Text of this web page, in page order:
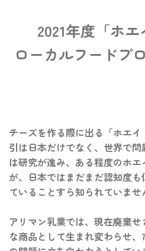
2021年度「ホエ
ローカルフードプ
チーズを作る際に出る「ホエ
引は日本だけでなく、世界で
は研究が進み、ある程度のホ
が、日本ではまだまだ認知度
ていることすら知られていませ
アリマン乳業では、現在廃棄
な商品として生まれ変わらせ